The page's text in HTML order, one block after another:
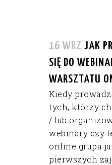
16 WRZ JAK
SIĘ DO
WARSZTATU
Kiedy
tych, którzy
/ lub
webinary czy
online grupa
pierwszych